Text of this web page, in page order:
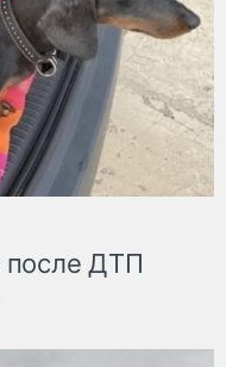
после ДТП